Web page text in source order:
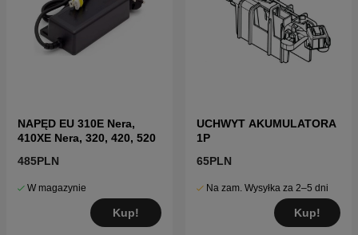
NAPĘD EU 310E Nera,
410XE Nera, 320, 420, 520
485PLN
W magazynie
Kup!
UCHWYT AKUMULATORA
1P
65PLN
Na zam. Wysyłka za 2–5 dni
Kup!